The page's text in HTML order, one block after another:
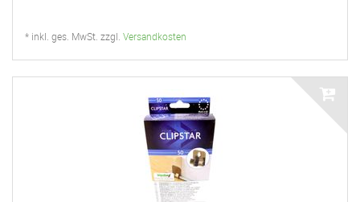
* inkl. ges. MwSt. zzgl. Versandkosten